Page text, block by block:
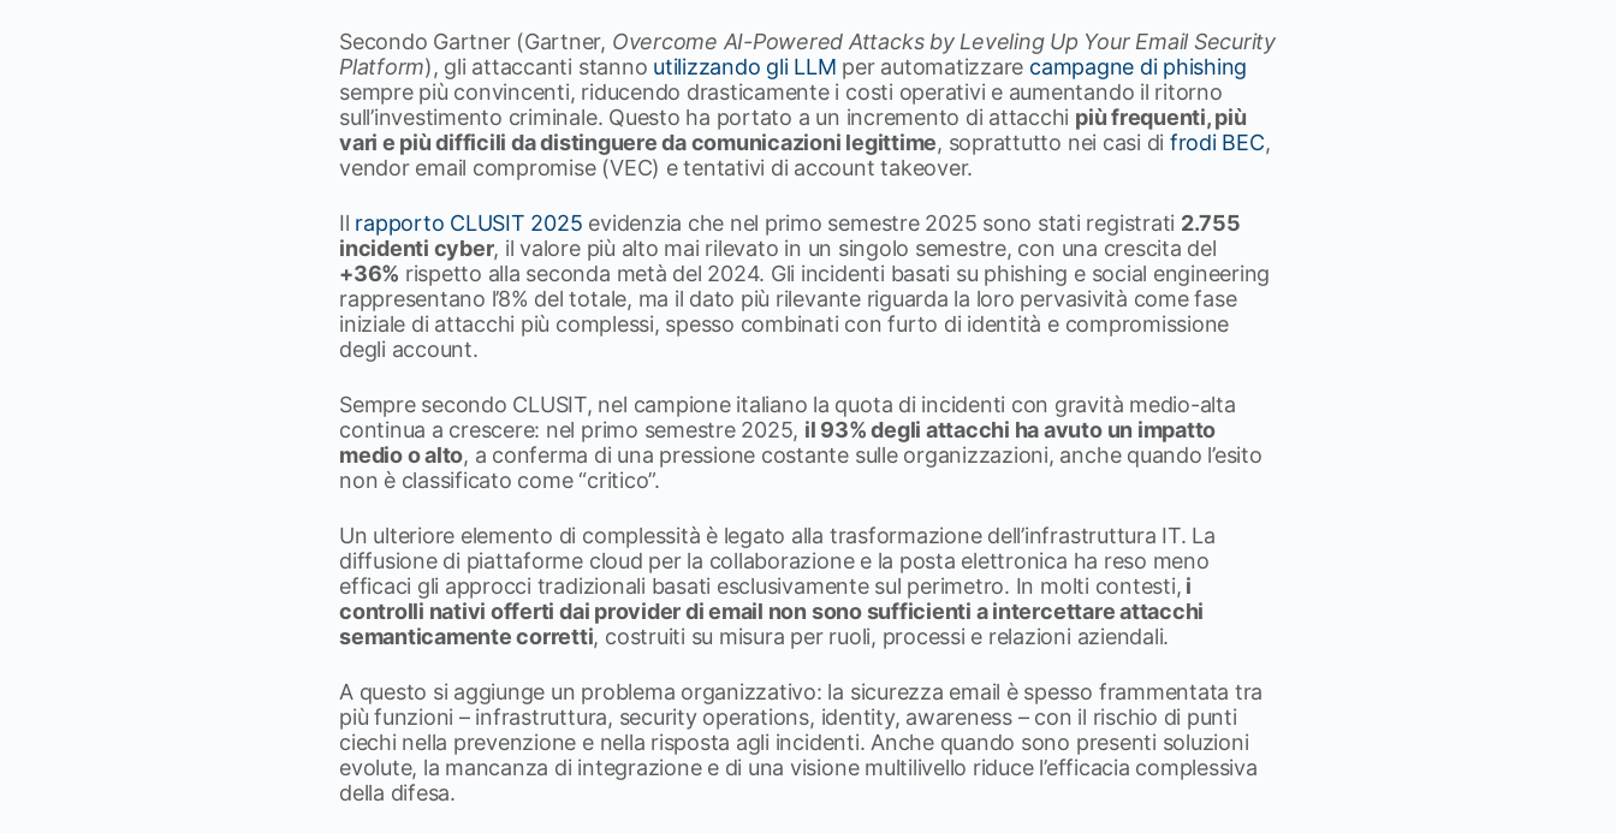
Secondo Gartner (Gartner, Overcome AI-Powered Attacks by Leveling Up Your Email Security
Platform), gli attaccanti stanno utilizzando gli LLM per automatizzare campagne di phishing
sempre più convincenti, riducendo drasticamente i costi operativi e aumentando il ritorno
sull’investimento criminale. Questo ha portato a un incremento di attacchi più frequenti, più
vari e più difficili da distinguere da comunicazioni legittime, soprattutto nei casi di frodi BEC,
vendor email compromise (VEC) e tentativi di account takeover.
Il rapporto CLUSIT 2025 evidenzia che nel primo semestre 2025 sono stati registrati 2.755
incidenti cyber, il valore più alto mai rilevato in un singolo semestre, con una crescita del
+36% rispetto alla seconda metà del 2024. Gli incidenti basati su phishing e social engineering
rappresentano l’8% del totale, ma il dato più rilevante riguarda la loro pervasività come fase
iniziale di attacchi più complessi, spesso combinati con furto di identità e compromissione
degli account.
Sempre secondo CLUSIT, nel campione italiano la quota di incidenti con gravità medio-alta
continua a crescere: nel primo semestre 2025, il 93% degli attacchi ha avuto un impatto
medio o alto, a conferma di una pressione costante sulle organizzazioni, anche quando l’esito
non è classificato come “critico”.
Un ulteriore elemento di complessità è legato alla trasformazione dell’infrastruttura IT. La
diffusione di piattaforme cloud per la collaborazione e la posta elettronica ha reso meno
efficaci gli approcci tradizionali basati esclusivamente sul perimetro. In molti contesti, i
controlli nativi offerti dai provider di email non sono sufficienti a intercettare attacchi
semanticamente corretti, costruiti su misura per ruoli, processi e relazioni aziendali.
A questo si aggiunge un problema organizzativo: la sicurezza email è spesso frammentata tra
più funzioni – infrastruttura, security operations, identity, awareness – con il rischio di punti
ciechi nella prevenzione e nella risposta agli incidenti. Anche quando sono presenti soluzioni
evolute, la mancanza di integrazione e di una visione multilivello riduce l’efficacia complessiva
della difesa.